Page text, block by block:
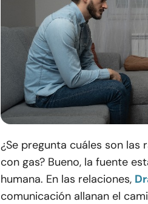
¿Se pregunta cuáles son las
con gas? Bueno, la fuente
humana. En las relaciones,
comunicación allanan el